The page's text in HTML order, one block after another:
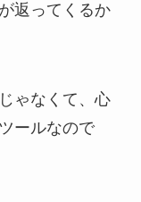
返ってくるか
ゃなくて、心
ールなので